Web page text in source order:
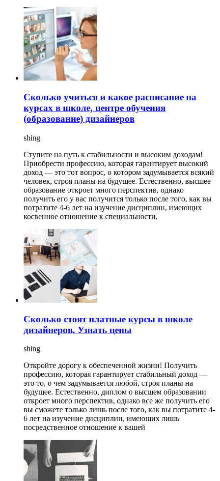
Сколько учиться и какое расписание на
курсах в школе, центре обучения
(образование) дизайнеров
shing
Ступите на путь к стабильности и высоким доходам!
Приобрести профессию, которая гарантирует высокий
доход — это тот вопрос, о котором задумывается всякий
человек, строя планы на будущее. Естественно, высшее
образование откроет много перспектив, однако
получить его у вас получится только после того, как вы
потратите 4-6 лет на изучение дисциплин, имеющих
косвенное отношение к специальности,
Сколько стоят платные курсы в школе
дизайнеров. Узнать цены
shing
Откройте дорогу к обеспеченной жизни! Получить
профессию, которая гарантирует стабильный доход —
это то, о чем задумывается любой, строя планы на
будущее. Естественно, диплом о высшем образовании
откроет много перспектив, однако все же получить его
вы сможете только лишь после того, как вы потратите 4-
6 лет на изучение дисциплин, имеющих лишь
посредственное отношение к вашей